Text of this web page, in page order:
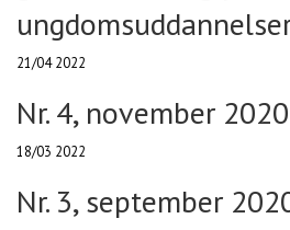
21/04 2022
Nr. 4, november 2020
18/03 2022
Nr. 3, september